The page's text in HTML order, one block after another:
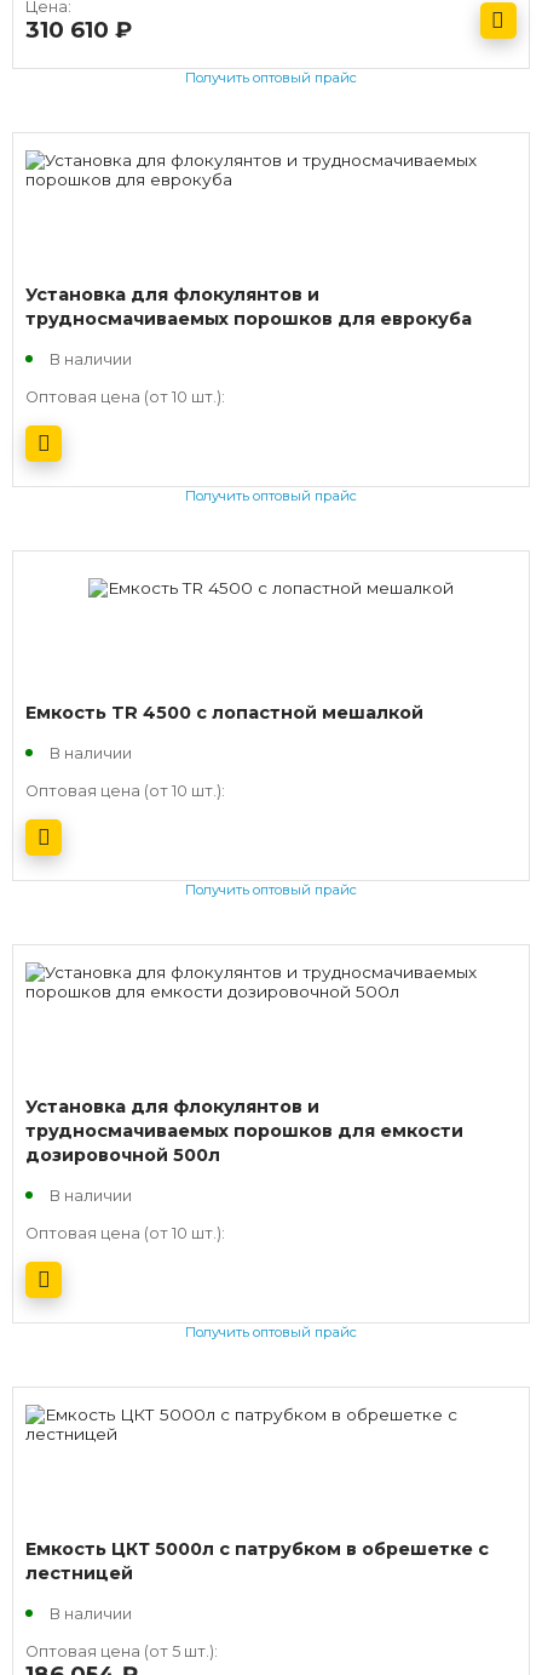
Цена:
310 610
Получить оптовый прайс
Установка для флокулянтов и
трудносмачиваемых порошков для еврокуба
В наличии
Оптовая цена (от 10 шт.):
Получить оптовый прайс
Емкость TR 4500 с лопастной мешалкой
В наличии
Оптовая цена (от 10 шт.):
Получить оптовый прайс
Установка для флокулянтов и
трудносмачиваемых порошков для емкости
дозировочной 500л
В наличии
Оптовая цена (от 10 шт.):
Получить оптовый прайс
Емкость ЦКТ 5000л с патрубком в обрешетке с
лестницей
В наличии
Оптовая цена (от 5 шт.):